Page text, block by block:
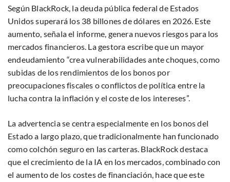
Según BlackRock, la deuda pública federal de Estados
Unidos superará los 38 billones de dólares en 2026. Este
aumento, señala el informe, genera nuevos riesgos para los
mercados financieros. La gestora escribe que un mayor
endeudamiento “crea vulnerabilidades ante choques, como
subidas de los rendimientos de los bonos por
preocupaciones fiscales o conflictos de política entre la
lucha contra la inflación y el coste de los intereses”.
La advertencia se centra especialmente en los bonos del
Estado a largo plazo, que tradicionalmente han funcionado
como colchón seguro en las carteras. BlackRock destaca
que el crecimiento de la IA en los mercados, combinado con
el aumento de los costes de financiación, hace que este